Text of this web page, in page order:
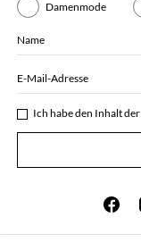
Damenmode
Name
E-Mail-Adresse
Ich habe den Inhalt der